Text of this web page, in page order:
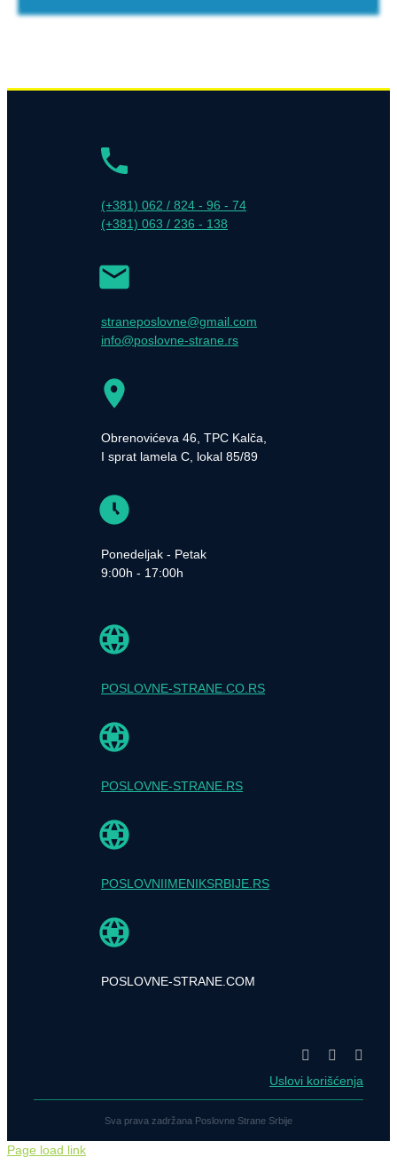
(+381) 062 / 824 - 96 - 74
(+381) 063 / 236 - 138
straneposlovne@gmail.com
info@poslovne-strane.rs
Obrenovićeva 46, TPC Kalča,
I sprat lamela C, lokal 85/89
Ponedeljak - Petak
9:00h - 17:00h
POSLOVNE-STRANE.CO.RS
POSLOVNE-STRANE.RS
POSLOVNIIMENIKSRBIJE.RS
POSLOVNE-STRANE.COM
Uslovi korišćenja
Sva prava zadržana Poslovne Strane Srbije
Page load link